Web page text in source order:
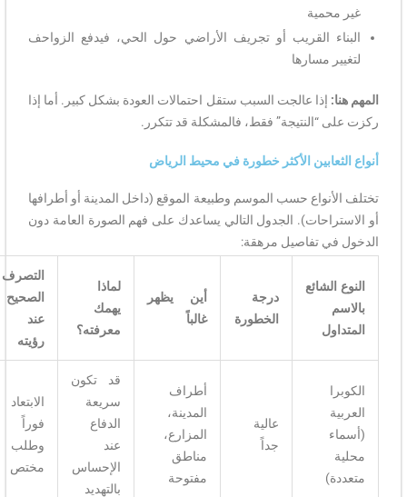
غير محمية
البناء القريب أو تجريف الأراضي حول الحي، فيدفع الزواحف
لتغيير مسارها
المهم هنا:إذا عالجت السبب ستقل احتمالات العودة بشكل كبير. أما إذا
ركزت على “النتيجة” فقط، فالمشكلة قد تتكرر.
أنواع الثعابين الأكثر خطورة في محيط الرياض
تختلف الأنواع حسب الموسم وطبيعة الموقع (داخل المدينة أو أطرافها
أو الاستراحات). الجدول التالي يساعدك على فهم الصورة العامة دون
الدخول في تفاصيل مرهقة:
النوع الشائع
بالاسم
المتداول
درجة
الخطورة
أين يظهر
غالباً
لماذا
يهمك
معرفته؟
التصرف
الصحيح
عند
رؤيته
الكوبرا
العربية
(أسماء
محلية
متعددة)
عالية
جداً
أطراف
المدينة،
المزارع،
مناطق
مفتوحة
قد تكون
سريعة
الدفاع
عند
الإحساس
بالتهديد
الابتعاد
فوراً
وطلب
مختص